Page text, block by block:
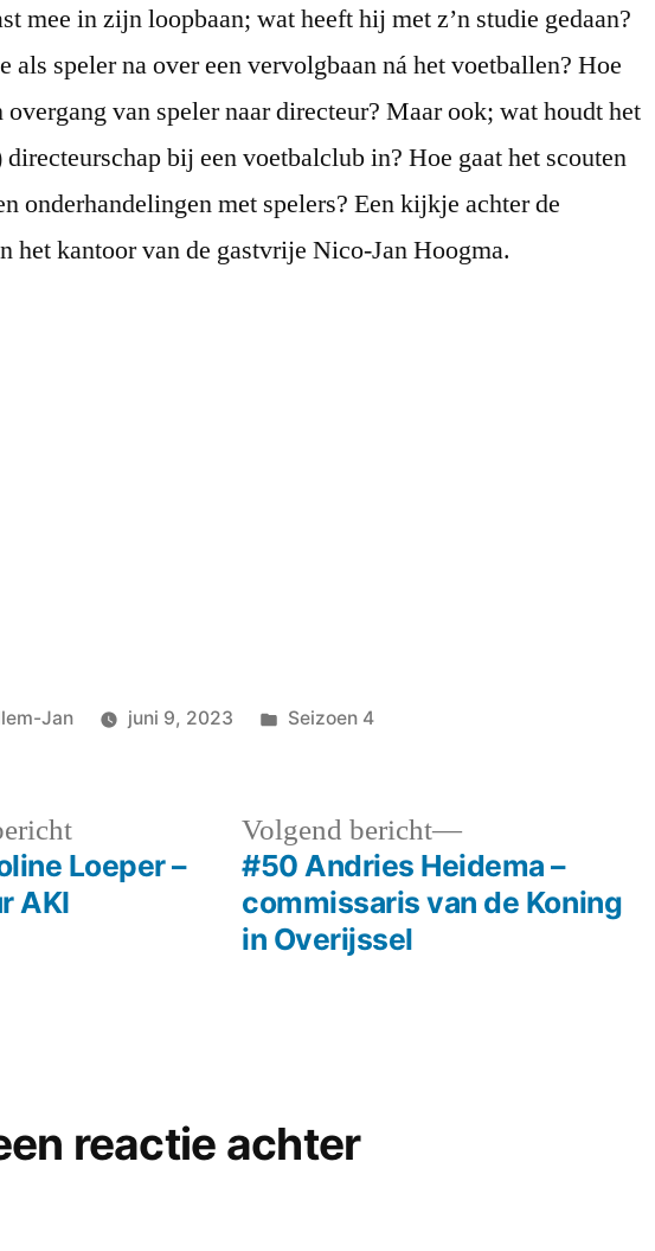
mee in zijn loopbaan; wat heeft hij met z’n studie gedaan?
als speler na over een vervolgbaan ná het voetballen? Hoe
van speler naar directeur? Maar ook; wat houdt het
bij een voetbalclub in? Hoe gaat het scouten
onderhandelingen met spelers? Een kijkje achter de
het kantoor van de gastvrije Nico-Jan Hoogma.
Jan juni 9, 2023
Geplaatst
Seizoen 4
Vorig
bericht:
Loeper –
AKI
Volgend bericht
Volgend
bericht:
#50 Andries Heidema –
commissaris van de Koning
in Overijssel
reactie achter